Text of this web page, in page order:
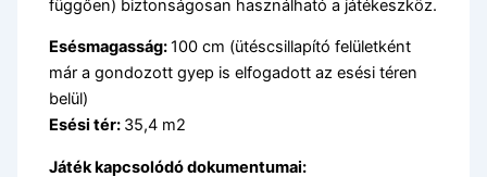
függően) biztonságosan használható a játékeszköz.
Esésmagasság:100 cm (ütéscsillapító felületként
már a gondozott gyep is elfogadott az esési téren
belül)
Esési tér: 35,4 m2
Játék kapcsolódó dokumentumai: